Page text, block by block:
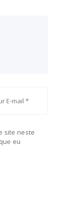
site neste
eu